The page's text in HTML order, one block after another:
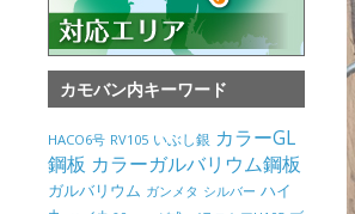
カモバン内キーワード
HACO6号 RV105 いぶし銀 カラーGL
鋼板 カラーガルバリウム鋼板
ガルバリウム ガンメタ シルバー ハイ